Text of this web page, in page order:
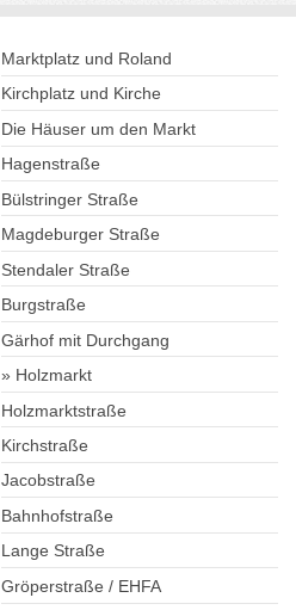
Marktplatz und Roland
Kirchplatz und Kirche
Die Häuser um den Markt
Hagenstraße
Bülstringer Straße
Magdeburger Straße
Stendaler Straße
Burgstraße
Gärhof mit Durchgang
Holzmarkt
Holzmarktstraße
Kirchstraße
Jacobstraße
Bahnhofstraße
Lange Straße
Gröperstraße / EHFA